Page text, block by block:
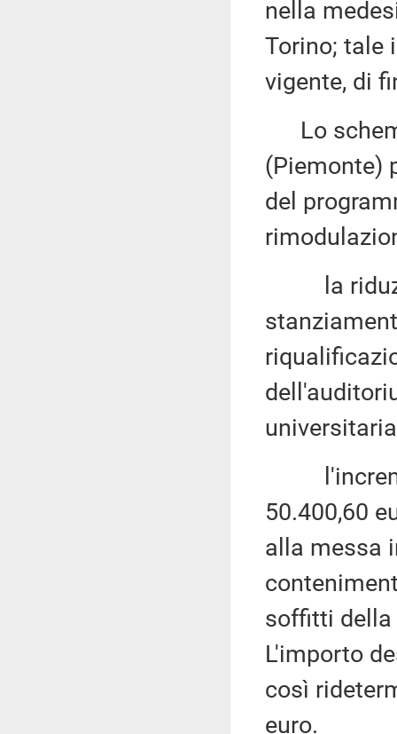
nella
Torino; tale
vigente, di
Lo
(Piemonte)
del
la
50.400,60
alla messa
soffitti della
L'importo
così
euro.